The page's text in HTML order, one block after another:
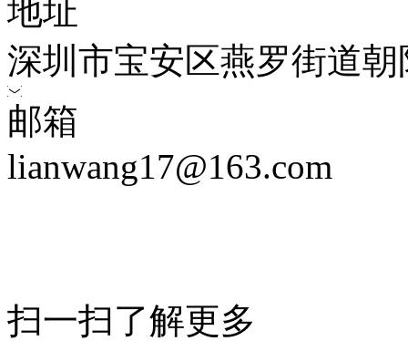
地址
深圳市宝安区燕罗街道
邮箱
lianwang17@163.com
扫一扫了解更多